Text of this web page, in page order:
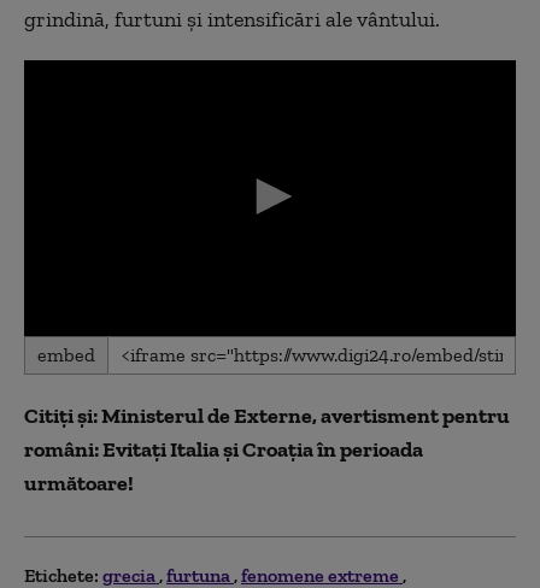
grindină, furtuni şi intensificări ale vântului.
0
seconds
seconds
embed
Citiți și:Ministerul de Externe, avertisment pentru
români: Evitaţi Italia şi Croaţia în perioada
următoare!
Etichete: grecia furtuna fenomene extreme